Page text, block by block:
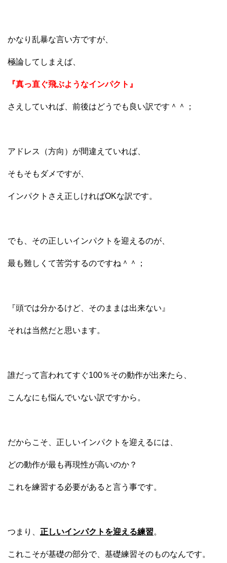
かなり乱暴な言い方ですが、
極論してしまえば、
『真っ直ぐ飛ぶようなインパクト』
さえしていれば、前後はどうでも良い訳です＾＾；
アドレス（方向）が間違えていれば、
そもそもダメですが、
インパクトさえ正しければOKな訳です。
でも、その正しいインパクトを迎えるのが、
最も難しくて苦労するのですね＾＾；
『頭では分かるけど、そのままは出来ない』
それは当然だと思います。
誰だって言われてすぐ100％その動作が出来たら、
こんなにも悩んでいない訳ですから。
だからこそ、正しいインパクトを迎えるには、
どの動作が最も再現性が高いのか？
これを練習する必要があると言う事です。
つまり、 正しいインパクトを迎える練習。
これこそが基礎の部分で、基礎練習そのものなんです。